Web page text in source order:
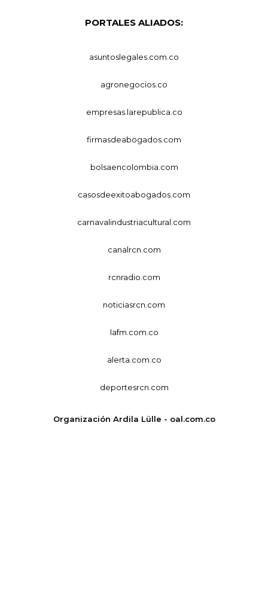
PORTALES ALIADOS:
asuntoslegales.com.co
agronegocios.co
empresas.larepublica.co
firmasdeabogados.com
bolsaencolombia.com
casosdeexitoabogados.com
carnavalindustriacultural.com
canalrcn.com
rcnradio.com
noticiasrcn.com
lafm.com.co
alerta.com.co
deportesrcn.com
Organización Ardila Lülle - oal.com.co